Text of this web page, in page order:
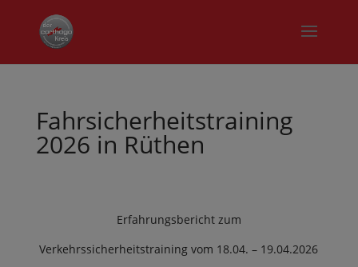
Fahrsicherheitstraining
2026 in Rüthen
Erfahrungsbericht zum
Verkehrssicherheitstraining vom 18.04. – 19.04.2026